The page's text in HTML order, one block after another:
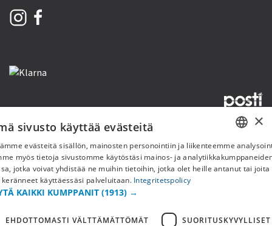
Copyright © 2019 This site is Licensed to 377 Sport AB TietosuojakäytäntöEvästeet
FI
×
sivusto käyttää evästeitä
evästeitä sisällön, mainosten personointiin ja liikenteemme
myös tietoja sivustomme käytöstäsi mainos- ja
jotka voivat yhdistää ne muihin tietoihin, jotka olet heille antanut tai joita
keränneet käyttäessäsi palveluitaan. Integritetspolicy
KAIKKI KUMPPANIT (1913) →
EHDOTTOMASTI VÄLTTÄMÄTTÖMÄT SUORITUSKYVYLLISET